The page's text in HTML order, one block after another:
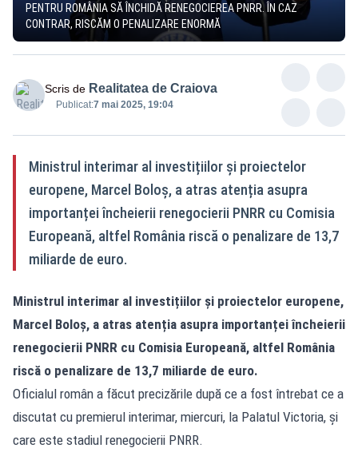
PENTRU ROMÂNIA SĂ ÎNCHIDĂ RENEGOCIEREA PNRR. ÎN CAZ
CONTRAR, RISCĂM O PENALIZARE ENORMĂ
Scris de Realitatea de Craiova
Publicat:7 mai 2025, 19:04
Ministrul interimar al investițiilor și proiectelor
europene, Marcel Boloș, a atras atenția asupra
importanței încheierii renegocierii PNRR cu Comisia
Europeană, altfel România riscă o penalizare de 13,7
miliarde de euro.
Ministrul interimar al investițiilor și proiectelor europene,
Marcel Boloș, a atras atenția asupra importanței încheierii
renegocierii PNRR cu Comisia Europeană, altfel România
riscă o penalizare de 13,7 miliarde de euro.
Oficialul român a făcut precizările după ce a fost întrebat ce a
discutat cu premierul interimar, miercuri, la Palatul Victoria, și
care este stadiul renegocierii PNRR.